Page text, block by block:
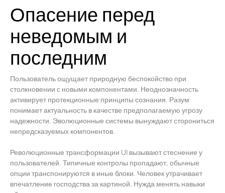
Опасение перед
неведомым и
последним
Пользователь ощущает природную беспокойство при
столкновении с новыми компонентами. Неоднозначность
активирует протекционные принципы сознания. Разум
понимает актуальность в качестве предполагаемую угрозу
надежности. Эволюционные системы вынуждают сторониться
непредсказуемых компонентов.
Революционные трансформации UI вызывают стеснение у
пользователей. Типичные контролы пропадают, обычные
опции транспонируются в иные блоки. Человек утрачивает
впечатление господства за картиной. Нужда менять навыки